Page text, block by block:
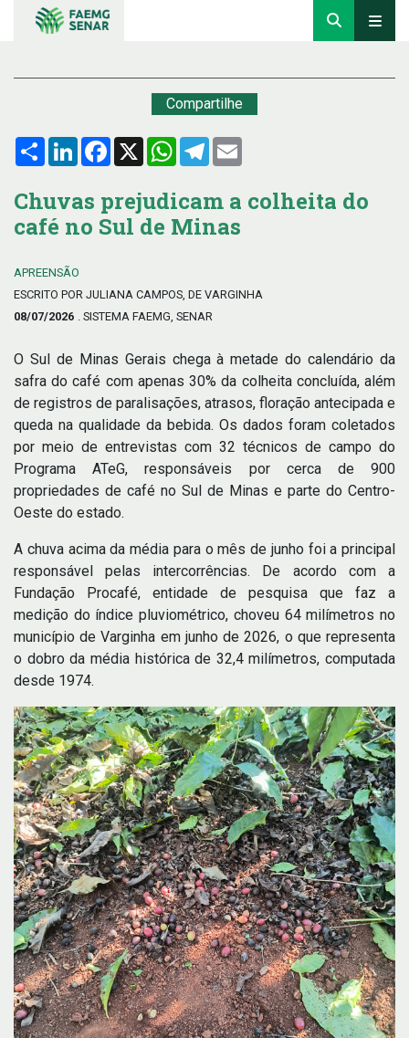
Compartilhe
Compartilhar
LinkedInFacebook
X WhatsApp
Telegram
Chuvas prejudicam a colheita do
café no Sul de Minas
APREENSÃO
ESCRITO POR JULIANA CAMPOS, DE VARGINHA
08/07/2026 . SISTEMA FAEMG, SENAR
O Sul de Minas Gerais chega à metade do calendário da
safra do café com apenas 30% da colheita concluída, além
de registros de paralisações, atrasos, floração antecipada e
queda na qualidade da bebida. Os dados foram coletados
por meio de entrevistas com 32 técnicos de campo do
Programa ATeG, responsáveis por cerca de 900
propriedades de café no Sul de Minas e parte do Centro-
Oeste do estado.
A chuva acima da média para o mês de junho foi a principal
responsável pelas intercorrências. De acordo com a
Fundação Procafé, entidade de pesquisa que faz a
medição do índice pluviométrico, choveu 64 milímetros no
município de Varginha em junho de 2026, o que representa
o dobro da média histórica de 32,4 milímetros, computada
desde 1974.